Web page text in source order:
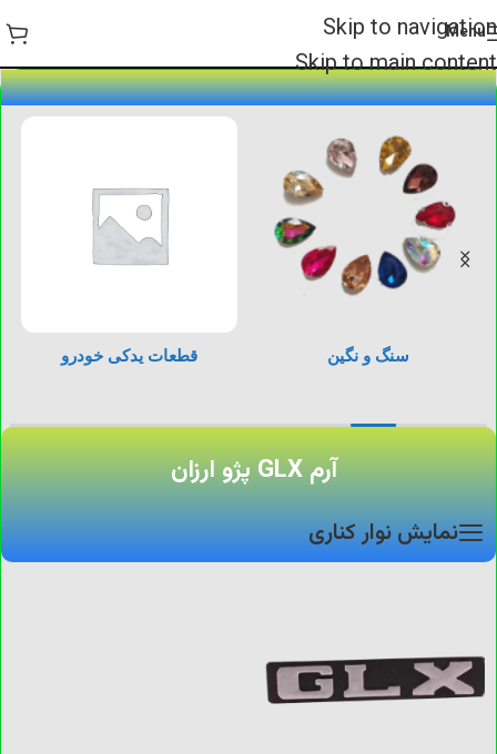
Skip to navigation
Skip to main content
Menu
سنگ و نگین قطعات یدکی خودرو
آرم GLX پژو ارزان
نمایش نوار کناری